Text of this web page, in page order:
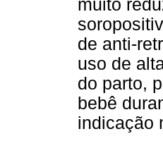
muito
de anti-
uso de
do parto,
bebê
indicação